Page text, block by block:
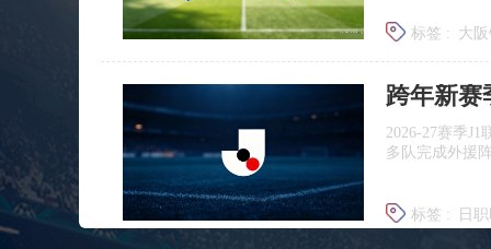
标签 : 大
浦和红钻
跨年新赛
2026‑27赛季
多队完成外援
标签 :
日